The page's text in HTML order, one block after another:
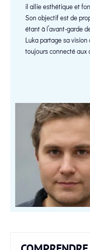
il allie esthétique et
Son objectif est de
étant à l’avant-garde
Luka partage sa vision
toujours connecté aux